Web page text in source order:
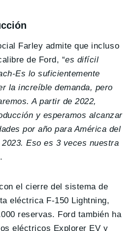
Farley admite que incluso
de Ford, “es difícil
Es lo suficientemente
la increíble demanda, pero
A partir de 2022,
y esperamos alcanzar
por año para América del
Eso es 3 veces nuestra
el cierre del sistema de
eléctrica F-150 Lightning,
reservas. Ford también ha
eléctricos Explorer EV y